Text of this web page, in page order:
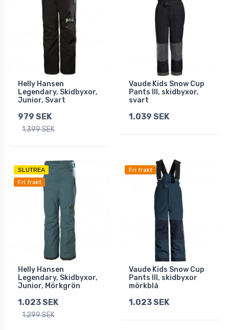
Helly Hansen
Legendary, Skidbyxor,
Junior, Svart
979 SEK
1.399 SEK
Vaude Kids Snow Cup
Pants III, skidbyxor,
svart
1.039 SEK
SLUTREA
Fri frakt
Helly Hansen
Legendary, Skidbyxor,
Junior, Mörkgrön
1.023 SEK
1.299 SEK
Fri frakt
Vaude Kids Snow Cup
Pants III, skidbyxor
mörkblå
1.023 SEK